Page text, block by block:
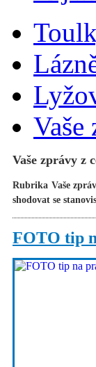
Vaše
Vaše zprávy z
Rubrika Vaše
shodovat se
FOTO tip